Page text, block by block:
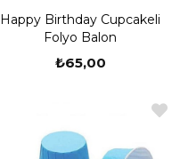
Happy Birthday Cupcakeli
Folyo Balon
₺65,00